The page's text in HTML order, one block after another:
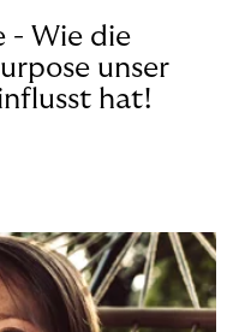
- Wie die
unser
hat!